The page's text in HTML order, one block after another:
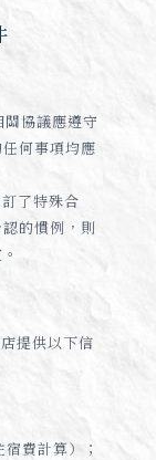
協議應遵守
何事項均應
了特殊合
的慣例，則
提供以下信
費計算）；